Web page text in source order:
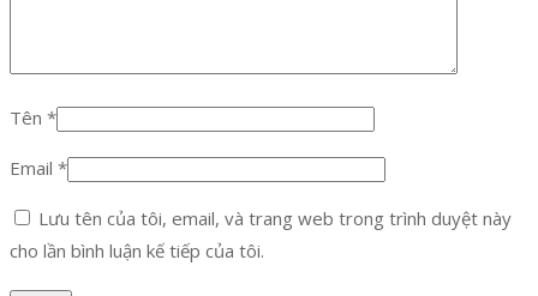
Tên *
Email *
Lưu tên của tôi, email, và trang web trong trình duyệt này
cho lần bình luận kế tiếp của tôi.